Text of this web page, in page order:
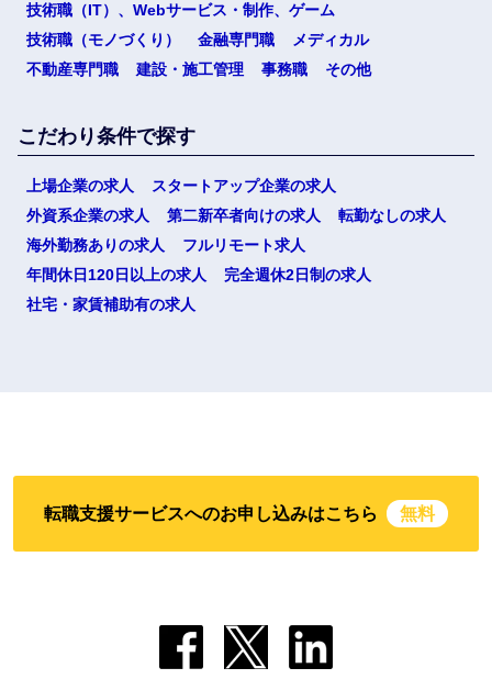
技術職（IT）、Webサービス・制作、ゲーム
技術職（モノづくり）
金融専門職
メディカル
不動産専門職
建設・施工管理 事務職 その他
こだわり条件で探す
上場企業の求人
スタートアップ企業の求人
外資系企業の求人
第二新卒者向けの求人
転勤なしの求人
海外勤務ありの求人
フルリモート求人
年間休日120日以上の求人
完全週休2日制の求人
社宅・家賃補助有の求人
転職支援サービスへのお申し込みはこちら 無料